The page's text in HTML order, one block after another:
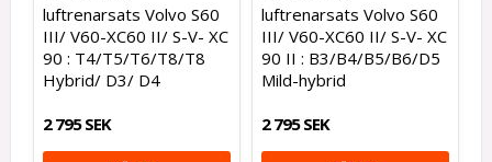
luftrenarsats Volvo S60
III/ V60-XC60 II/ S-V- XC
90 : T4/T5/T6/T8/T8
Hybrid/ D3/ D4
2 795 SEK
luftrenarsats Volvo S60
III/ V60-XC60 II/ S-V- XC
90 II : B3/B4/B5/B6/D5
Mild-hybrid
2 795 SEK